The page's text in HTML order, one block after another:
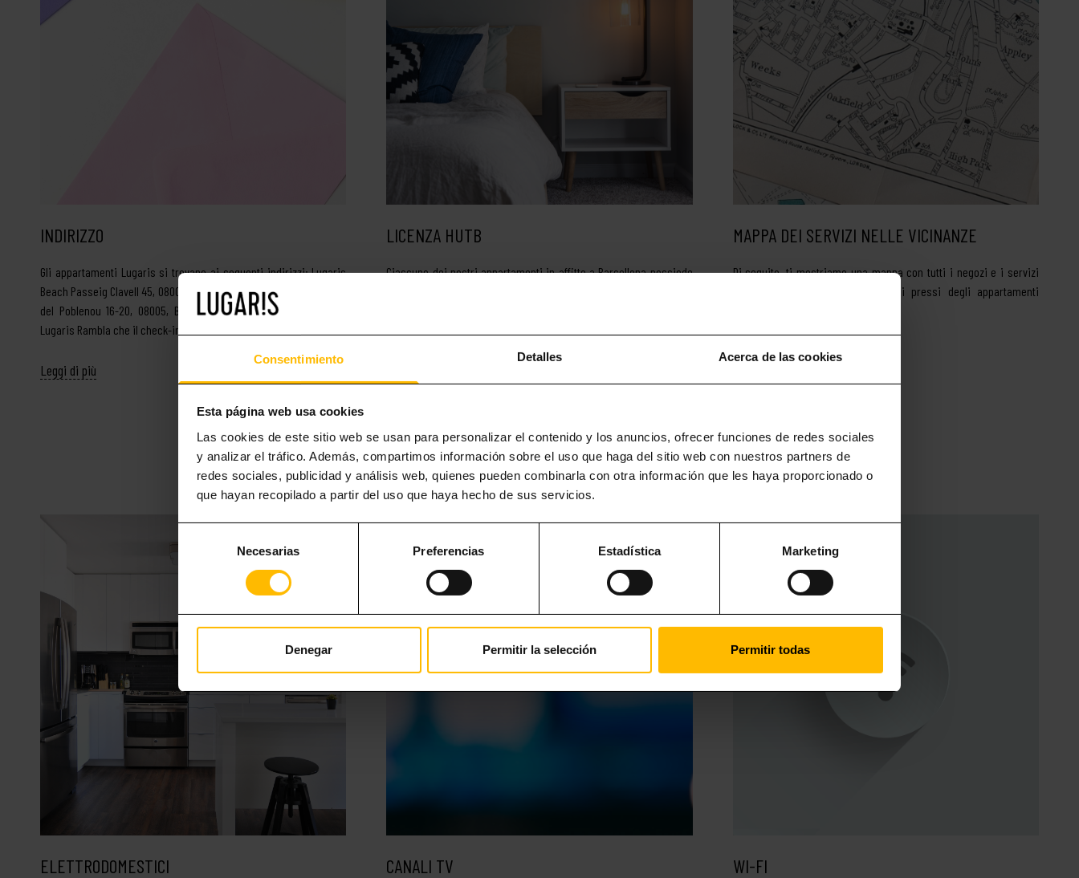
Consentimiento Detalles Acerca de las cookies
Esta página web usa cookies
Las cookies de este sitio web se usan para personalizar el contenido y los anuncios, ofrecer funciones de redes sociales
y analizar el tráfico. Además, compartimos información sobre el uso que haga del sitio web con nuestros partners de
redes sociales, publicidad y análisis web, quienes pueden combinarla con otra información que les haya proporcionado o
que hayan recopilado a partir del uso que haya hecho de sus servicios.
consentimiento
Necesarias Preferencias Estadística Marketing
Denegar Permitir la selección Permitir todas
INDIRIZZO
Gli appartamenti Lugaris si trovano ai seguenti indirizzi: Lugaris
Beach Passeig Clavell 45, 08005, Barcelona Lugaris Rambla Rambla
del Poblenou 16-20, 08005, Barcelona Ricordiamo agli ospiti di
Lugaris Rambla che il check-in sarà fatto presso …
Leggi di più
LICENZA HUTB
Ciascuno dei nostri appartamenti in affitto a Barcellona possiede
Leggi di più
MAPPA DEI SERVIZI NELLE VICINANZE
Di seguito, ti mostriamo una mappa con tutti i negozi e i servizi
che i nostri ospiti troveranno nei pressi degli appartamenti
Leggi di più
EN TU APARTAMENTO
ELETTRODOMESTICI CANALI TV WI-FI